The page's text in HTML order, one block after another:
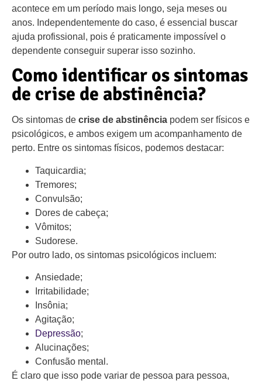
acontece em um período mais longo, seja meses ou
anos. Independentemente do caso, é essencial buscar
ajuda profissional, pois é praticamente impossível o
dependente conseguir superar isso sozinho.
Como identificar os sintomas
de crise de abstinência?
Os sintomas de crise de abstinência podem ser físicos e
psicológicos, e ambos exigem um acompanhamento de
perto. Entre os sintomas físicos, podemos destacar:
Taquicardia;
Tremores;
Convulsão;
Dores de cabeça;
Vômitos;
Sudorese.
Por outro lado, os sintomas psicológicos incluem:
Ansiedade;
Irritabilidade;
Insônia;
Agitação;
Depressão;
Alucinações;
Confusão mental.
É claro que isso pode variar de pessoa para pessoa,